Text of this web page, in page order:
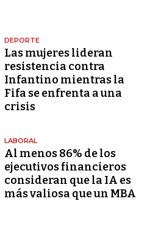
DEPORTE
Las mujeres lideran
resistencia contra
Infantino mientras la
Fifa se enfrenta a una
crisis
LABORAL
Al menos 86% de los
ejecutivos financieros
consideran que la IA es
más valiosa que un MBA